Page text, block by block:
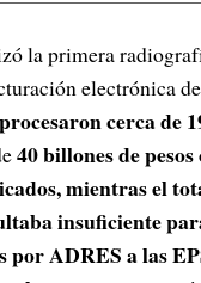
la primera
electrónica
cerca de
40 billones de
mientras el
insuficiente
por ADRES a las